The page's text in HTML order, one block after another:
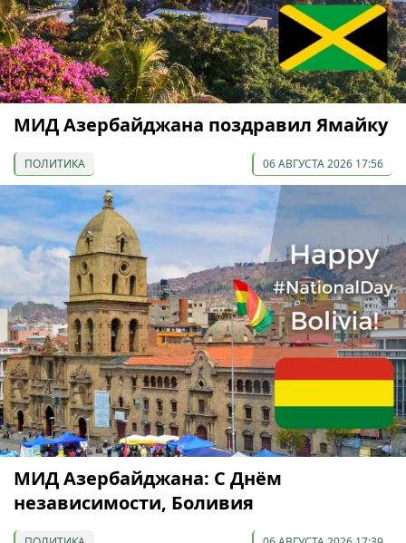
МИД Азербайджана поздравил Ямайку
ПОЛИТИКА 06 АВГУСТА 2026 17:56
МИД Азербайджана: С Днём
независимости, Боливия